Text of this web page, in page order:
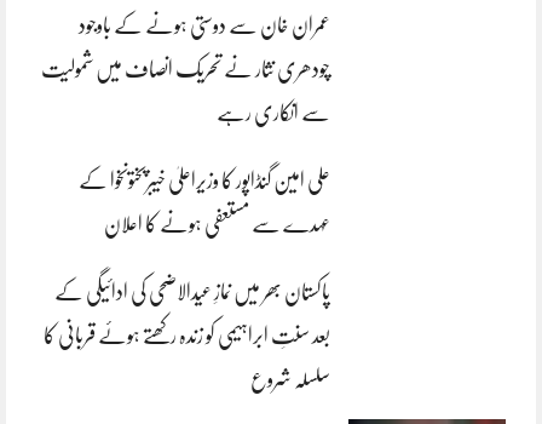
عمران خان سے دوستی ہونے کے باوجود
چودھری نثار نے تحریک انصاف میں شمولیت
سے انکاری رہے
علی امین گنڈاپور کا وزیراعلیٰ خیبرپختونخوا کے
عہدے سے مستعفی ہونے کا اعلان
پاکستان بھر میں نمازِ عیدالاضحی کی ادائیگی کے
بعد سنتِ ابراہیمی کو زندہ رکھتے ہوئے قربانی کا
سلسلہ شروع